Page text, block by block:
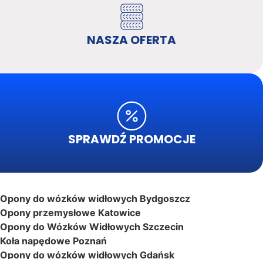
NASZA OFERTA
SPRAWDŹ PROMOCJE
Opony do wózków widłowych Bydgoszcz
Opony przemysłowe Katowice
Opony do Wózków Widłowych Szczecin
Koła napędowe Poznań
Opony do wózków widłowych Gdańsk